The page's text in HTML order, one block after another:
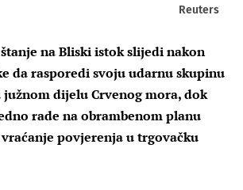
Reuters
na Bliski istok slijedi nakon
da rasporedi svoju udarnu skupinu
južnom dijelu Crvenog mora, dok
rade na obrambenom planu
povjerenja u trgovačku